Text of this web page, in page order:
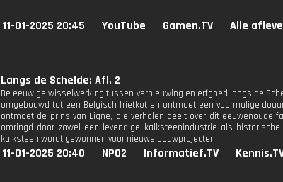
11-01-2025 20:45 YouTube Gamen.TV Alle
Langs de Schelde: Afl. 2
De eeuwige wisselwerking tussen vernieuwing en erfgoed langs de
omgebouwd tot een Belgisch frietkot en ontmoet een voormalige
ontmoet de prins van Ligne, die verhalen deelt over dit eeuwenoude
omringd door zowel een levendige kalksteenindustrie als
kalksteen wordt gewonnen voor nieuwe bouwprojecten.
11-01-2025 20:40 NPO2 Informatief.TV